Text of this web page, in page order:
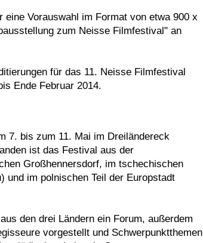
Vorauswahl im Format von etwa 900 x
zum Neisse Filmfestival" an
für das 11. Neisse Filmfestival
Ende Februar 2014.
7. bis zum 11. Mai im Dreiländereck
ist das Festival aus der
Großhennersdorf, im tschechischen
und im polnischen Teil der Europstadt
den drei Ländern ein Forum, außerdem
vorgestellt und Schwerpunktthemen